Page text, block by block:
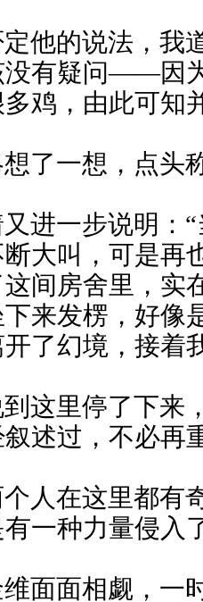
他的说法，我
没有疑问——因
鸡，由此可知
了一想，点头
进一步说明：
大叫，可是再
这间房舍里，实
下来发楞，好
了幻境，接着
这里停了下来
述过，不必再
人在这里都有
一种力量侵入
面面相觑，一